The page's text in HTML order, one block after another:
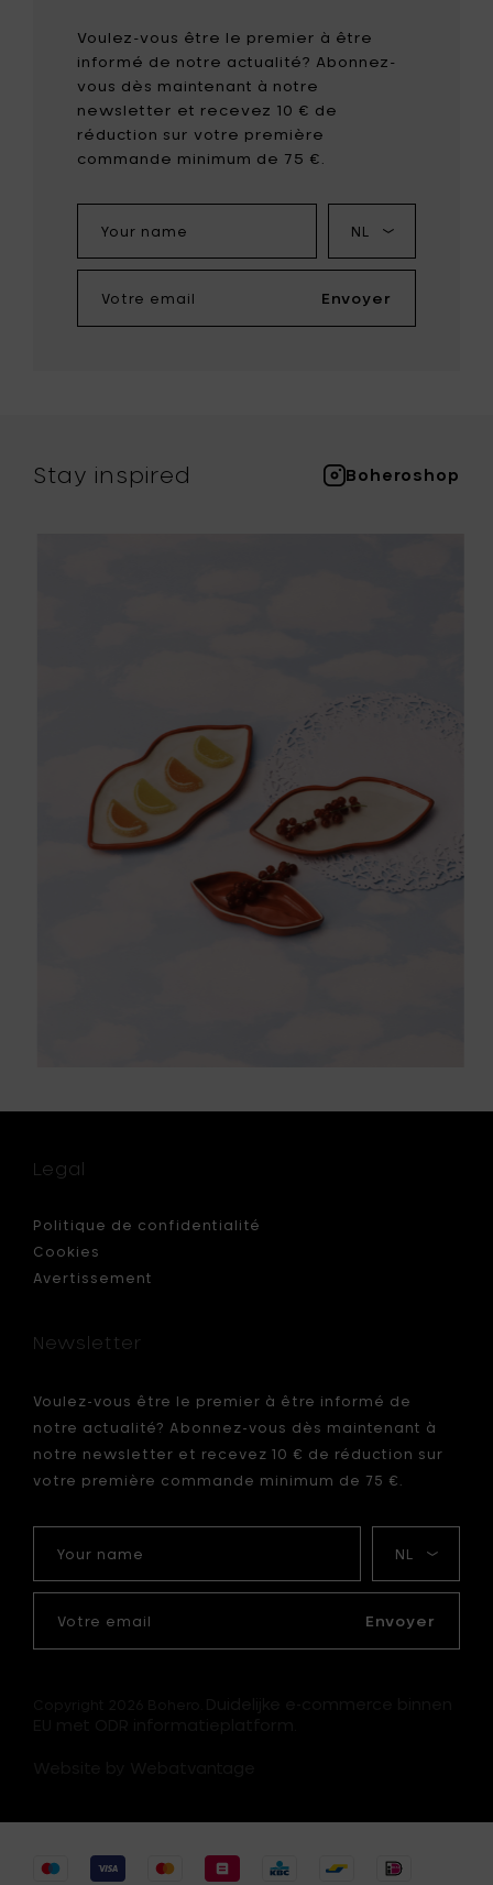
Voulez-vous être le premier à être
informé de notre actualité? Abonnez-
vous dès maintenant à notre
newsletter et recevez 10 € de
réduction sur votre première
commande minimum de 75 €.
name
langue
email
Envoyer
Stay inspired Boheroshop
Legal
Politique de confidentialité
Cookies
Avertissement
Newsletter
Voulez-vous être le premier à être informé de
notre actualité? Abonnez-vous dès maintenant à
notre newsletter et recevez 10 € de réduction sur
votre première commande minimum de 75 €.
name
langue
email
Envoyer